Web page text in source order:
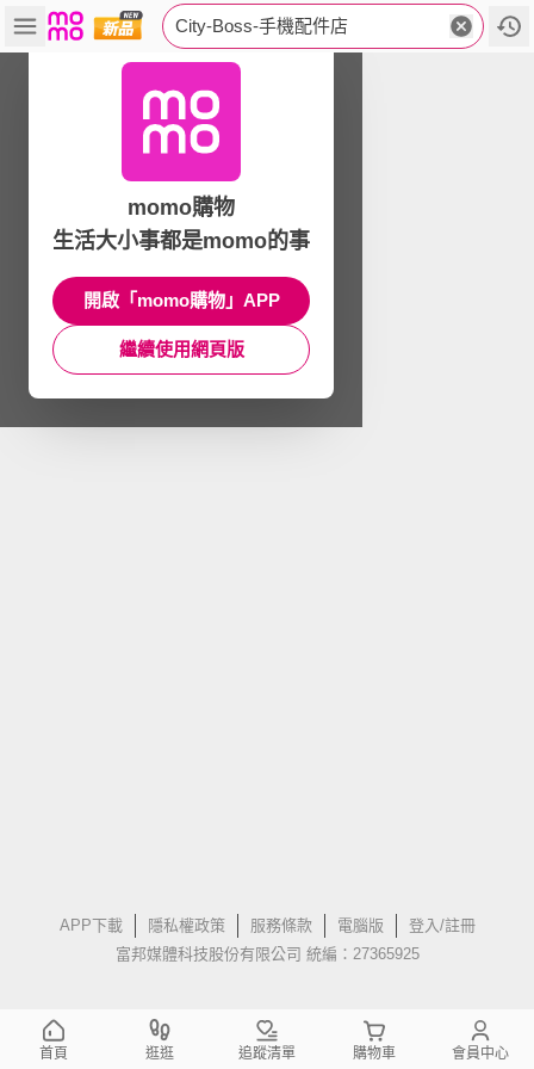
City-Boss-手機配件店
APP下載 隱私權政策 服務條款 電腦版
登入/註冊
富邦媒體科技股份有限公司 統編：27365925
momo購物
生活大小事都是momo的事
開啟「momo購物」APP
繼續使用網頁版
首頁 逛逛 追蹤清單 購物車 會員中心